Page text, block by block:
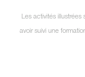
Les activités illustrées
avoir suivi une